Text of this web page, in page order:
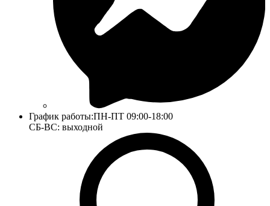
График работы:ПН-ПТ 09:00-18:00
СБ-ВС: выходной